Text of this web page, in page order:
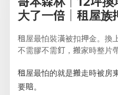
大了一倍｜租屋族
租屋最怕裝潢被扣押金。換
不需膠不需釘，搬家時整片
租屋最怕的就是搬走時被房
要賠。